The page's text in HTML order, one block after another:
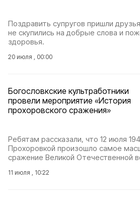
Поздравить супругов пришли
не скупились на добрые слова и
здоровья.
20 июля , 00:00
Богословкские культработники
провели мероприятие «История
прохоровского сражения»
Ребятам рассказали, что 12 июля
Прохоровкой произошло самое
сражение Великой Отечественной
11 июля , 10:22